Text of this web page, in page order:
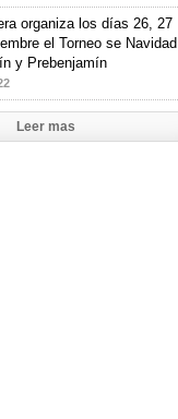
organiza los días 26, 27
el Torneo se Navidad
y Prebenjamín
Leer mas